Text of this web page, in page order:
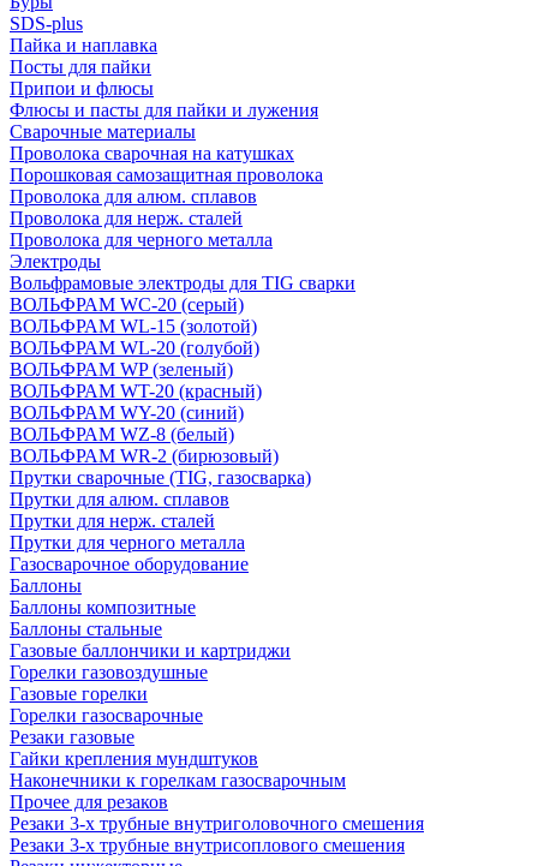
SDS-plus
Пайка и наплавка
Посты для пайки
Припои и флюсы
Флюсы и пасты для пайки и лужения
Сварочные материалы
Проволока сварочная на катушках
Порошковая самозащитная проволока
Проволока для алюм. сплавов
Проволока для нерж. сталей
Проволока для черного металла
Электроды
Вольфрамовые электроды для TIG сварки
ВОЛЬФРАМ WC-20 (серый)
ВОЛЬФРАМ WL-15 (золотой)
ВОЛЬФРАМ WL-20 (голубой)
ВОЛЬФРАМ WP (зеленый)
ВОЛЬФРАМ WT-20 (красный)
ВОЛЬФРАМ WY-20 (синий)
ВОЛЬФРАМ WZ-8 (белый)
ВОЛЬФРАМ WR-2 (бирюзовый)
Прутки сварочные (TIG, газосварка)
Прутки для алюм. сплавов
Прутки для нерж. сталей
Прутки для черного металла
Газосварочное оборудование
Баллоны
Баллоны композитные
Баллоны стальные
Газовые баллончики и картриджи
Горелки газовоздушные
Газовые горелки
Горелки газосварочные
Резаки газовые
Гайки крепления мундштуков
Наконечники к горелкам газосварочным
Прочее для резаков
Резаки 3-х трубные внутриголовочного смешения
Резаки 3-х трубные внутрисоплового смешения